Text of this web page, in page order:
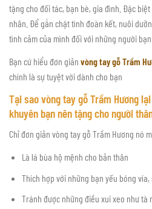
tặng cho đối tác, bạn bè, gia đình. Đặc
nhân. Để gắn chặt tình đoàn kết, nuôi
tình cảm của mình đối với những người bạn
Bạn cứ hiểu đơn giản vòng tay gỗ Trầm
chính là sự tuyệt vời dành cho bạn
Tại sao vòng tay gỗ Trầm Hương
khuyên bạn nên tặng cho người
Chỉ đơn giản vòng tay gỗ Trầm Hương nó
Là lá bùa hộ mệnh cho bản thân
Thích hợp với những bạn yếu bóng vía,
Tránh được những điều xui xeo như tà